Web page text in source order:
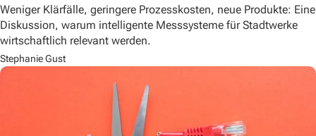
Weniger Klärfälle, geringere Prozesskosten, neue Produkte: Eine
Diskussion, warum intelligente Messsysteme für Stadtwerke
wirtschaftlich relevant werden.
Stephanie Gust